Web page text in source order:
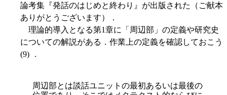
論考集『発話のはじめと終わり』が出版された（ご献本
ありがとうございます）．
理論的導入となる第1章に「周辺部」の定義や研究史
についての解説がある．作業上の定義を確認しておこう
(9) ．
周辺部とは談話ユニットの最初あるいは最後の